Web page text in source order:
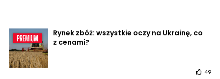
Rynek zbóż: wszystkie oczy na Ukrainę, co
z cenami?
49